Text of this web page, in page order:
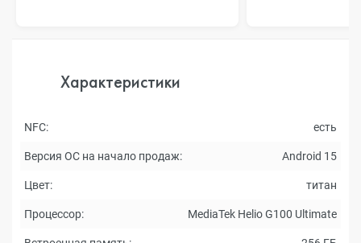
Характеристики
NFC: есть
Версия ОС на начало продаж: Android 15
Цвет: титан
Процессор: MediaTek Helio G100 Ultimate